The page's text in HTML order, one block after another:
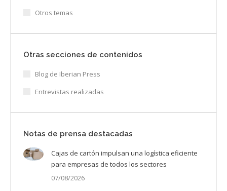
Otros temas
Otras secciones de contenidos
Blog de Iberian Press
Entrevistas realizadas
Notas de prensa destacadas
Cajas de cartón impulsan una logística eficiente
para empresas de todos los sectores
07/08/2026